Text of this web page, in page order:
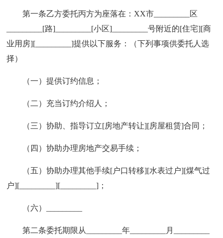
第一条乙方委托丙方为座落在：XX市_________区
_________[路]_________[小区]_________号附近的[住宅][商
业用房][_________]提供以下服务：（下列事项供委托人选
择）
（一）提供订约信息；
（二）充当订约介绍人；
（三）协助、指导订立[房地产转让][房屋租赁]合同；
（四）协助办理房地产交易手续；
（五）协助办理其他手续[户口转移][水表过户][煤气过
户][_________][_________]；
（六）_________
第二条委托期限从_________年_________月_________